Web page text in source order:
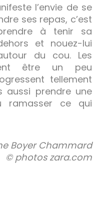
l’envie de se
ses repas, c’est
à tenir sa
et nouez-lui
du cou. Les
être un peu
tellement
aussi prendre une
ramasser ce qui
Boyer Chammard
© photos zara.com